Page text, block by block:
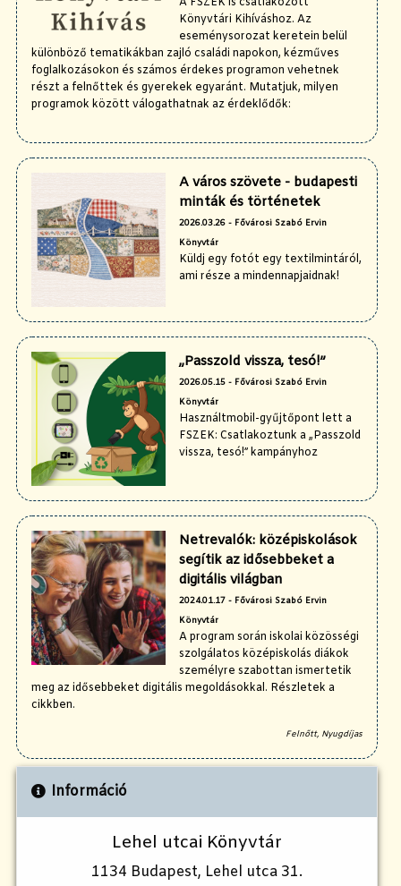
A FSZEK is csatlakozott
Könyvtári Kihíváshoz. Az
eseménysorozat keretein belül
különböző tematikákban zajló családi napokon, kézműves
foglalkozásokon és számos érdekes programon vehetnek
részt a felnőttek és gyerekek egyaránt. Mutatjuk, milyen
programok között válogathatnak az érdeklődők:
A város szövete - budapesti
minták és történetek
2026.03.26 - Fővárosi Szabó Ervin
Könyvtár
Küldj egy fotót egy textilmintáról,
ami része a mindennapjaidnak!
„Passzold vissza, tesó!”
2026.05.15 - Fővárosi Szabó Ervin
Könyvtár
Használtmobil-gyűjtőpont lett a
FSZEK: Csatlakoztunk a „Passzold
vissza, tesó!” kampányhoz
Netrevalók: középiskolások
segítik az idősebbeket a
digitális világban
2024.01.17 - Fővárosi Szabó Ervin
Könyvtár
A program során iskolai közösségi
szolgálatos középiskolás diákok
személyre szabottan ismertetik
meg az idősebbeket digitális megoldásokkal. Részletek a
cikkben.
Felnőtt, Nyugdíjas
Információ
Lehel utcai Könyvtár
1134 Budapest, Lehel utca 31.